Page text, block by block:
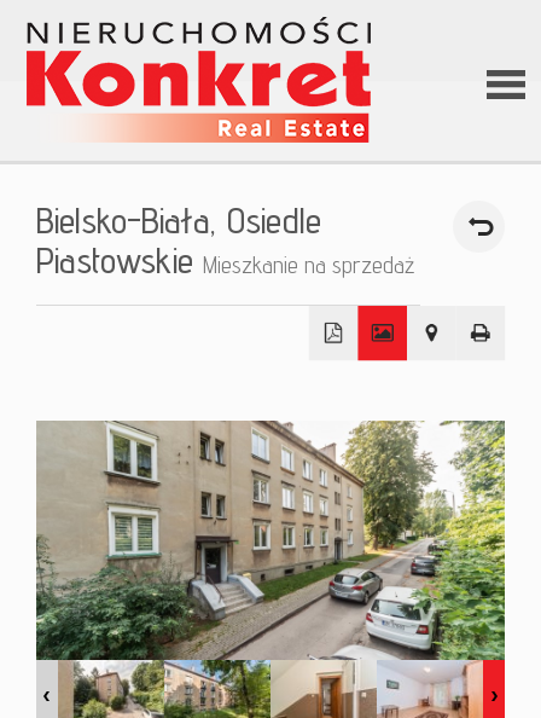
O
Bielsko-Biała, Osiedle
Piastowskie Mieszkanie na sprzedaż
−